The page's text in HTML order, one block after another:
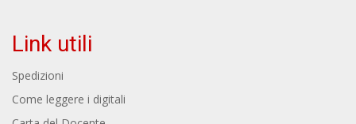
Link utili
Spedizioni
Come leggere i digitali